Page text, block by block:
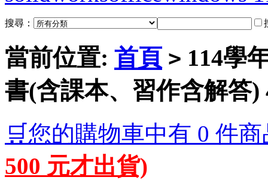
搜尋：
當前位置: 首頁 > 114學
書(含課本、習作含解答
🛒您的購物車中有 0 件
500 元才出貨)